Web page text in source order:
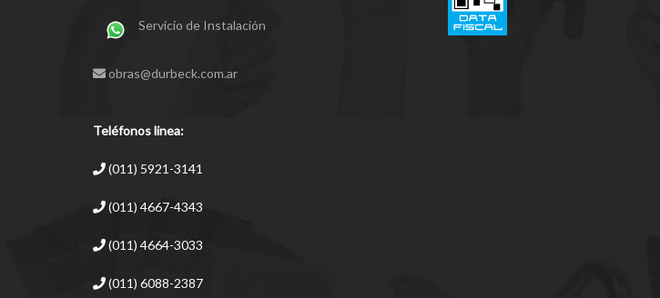
Servicio de Instalación
obras@durbeck.com.ar
Teléfonos linea:
(011) 5921-3141
(011) 4667-4343
(011) 4664-3033
(011) 6088-2387